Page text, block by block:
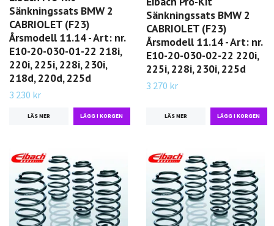
Sänkningssats BMW 2
CABRIOLET (F23)
Årsmodell 11.14 - Art: nr.
E10-20-030-01-22 218i,
220i, 225i, 228i, 230i,
218d, 220d, 225d
3 230 kr
LÄS MER
Sänkningssats BMW 2
CABRIOLET (F23)
Årsmodell 11.14 - Art: nr.
E10-20-030-02-22 220i,
225i, 228i, 230i, 225d
3 270 kr
LÄS MER